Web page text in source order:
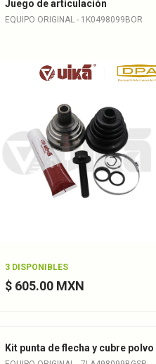
Juego de articulación
EQUIPO ORIGINAL - 1K0498099BOR
3 DISPONIBLES
$ 605.00 MXN
Kit punta de flecha y cubre polvo